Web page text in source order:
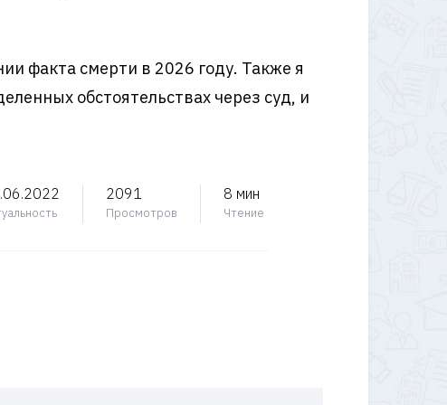
факта смерти в 2026 году. Также я
обстоятельствах через суд, и
2091
Просмотров
8 мин
Чтение